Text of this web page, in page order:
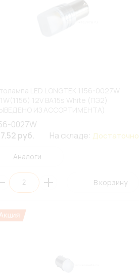
0027W
руб.
На складе: Достаточно
Аналоги
В корзину